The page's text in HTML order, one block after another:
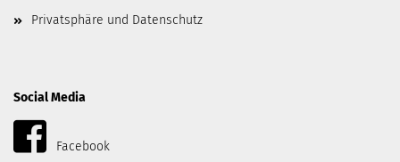
Privatsphäre und Datenschutz
Social Media
Facebook